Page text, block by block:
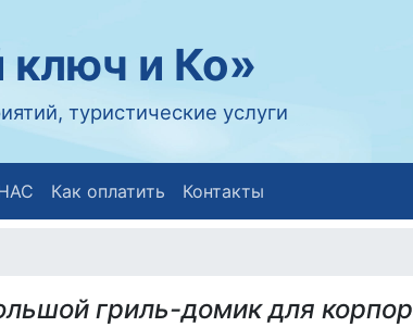
ключ и Ко»
туристические услуги
Как оплатить Контакты
гриль-домик для